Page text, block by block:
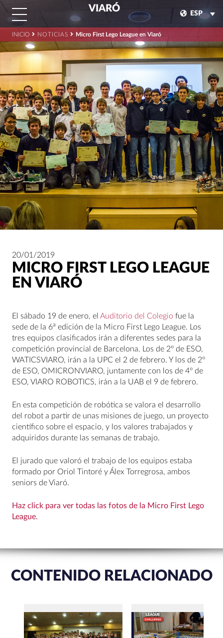
VIARÓ
ESP
INICIO NOTICIAS Micro First Lego League en Viaró
20/01/2019
MICRO FIRST LEGO LEAGUE
EN VIARÓ
El sábado 19 de enero, el Auditorio del Colegio fue la
sede de la 6a edición de la Micro First Lego League. Los
tres equipos clasificados irán a diferentes sedes para la
competición provincial de Barcelona. Los de 2º de ESO,
WATICSVIARO, irán a la UPC el 2 de febrero. Y los de 2º
de ESO, OMICRONVIARO, juntamente con los de 4º de
ESO, VIARO ROBOTICS, irán a la UAB el 9 de febrero.
En esta competición de robótica se valora el desarrollo
del robot a partir de unas misiones de juego, un proyecto
científico sobre el espacio, y los valores trabajados y
adquiridos durante las semanas de trabajo.
El jurado que valoró el trabajo de los equipos estaba
formado por Oriol Tintoré y Álex Torregrosa, ambos
seniors de Viaró.
Haz click para ver todas las fotos de la Micro First Lego
League.
CONTENIDO RELACIONADO